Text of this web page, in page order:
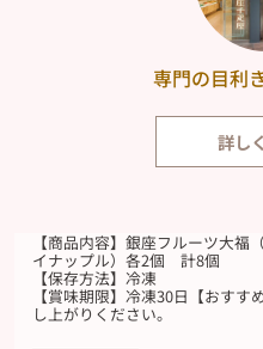
専門の目利
詳し
品を厳選しています。
【商品内容】銀座フルーツ大
イナップル）各2個 計8個
【保存方法】冷凍
【賞味期限】冷凍30日【おす
し上がりください。